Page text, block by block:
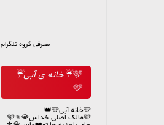
معرفی گروه تلگرام
🩵☔️خانه ی آبی☔️
🩵
🩵خانه آبی🩵👑
🩵مالک اصلی خداس💎⚜️🩵